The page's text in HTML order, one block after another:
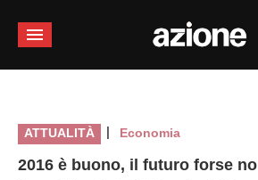
ATTUALITÀ | Economia
2016 è buono, il futuro forse no